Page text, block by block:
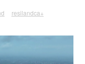
resilandca+